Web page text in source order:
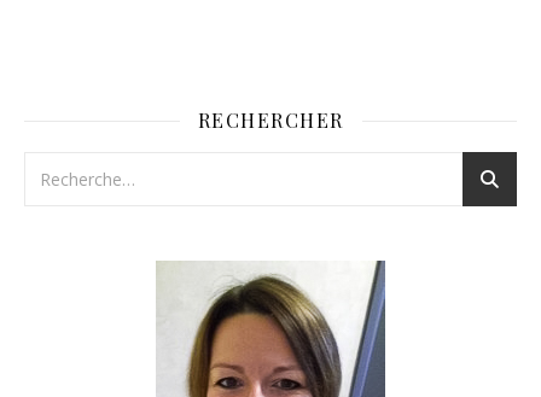
RECHERCHER